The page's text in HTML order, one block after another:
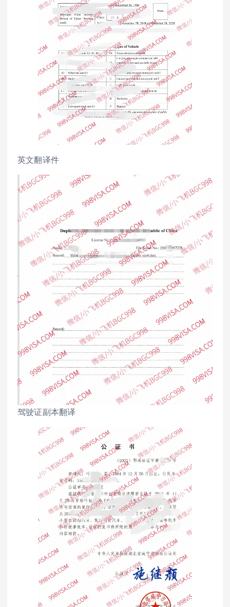
英文翻译件
驾驶证副本翻译